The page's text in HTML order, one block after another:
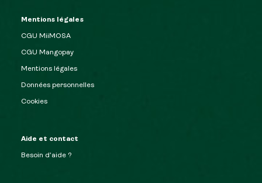
Mentions légales
CGU MiiMOSA
CGU Mangopay
Mentions légales
Données personnelles
Cookies
Aide et contact
Besoin d’aide ?